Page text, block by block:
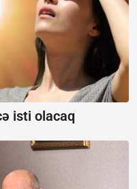
isti olacaq